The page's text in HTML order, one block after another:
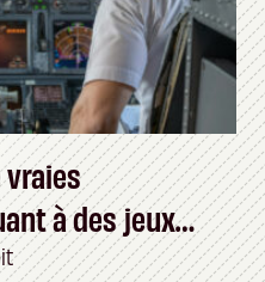
à des jeux